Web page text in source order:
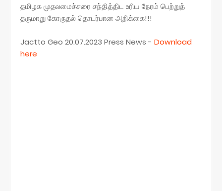
தமிழக முதலமைச்சரை சந்தித்திட உரிய நேரம் பெற்றுத்
தருமாறு கோருதல் தொடர்பான அறிக்கை!!!
Jactto Geo 20.07.2023 Press News - Download
here